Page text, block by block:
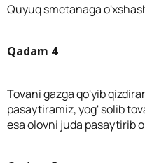
Quyuq smetanaga
Qadam 4
Tovani gazga qo'yib
pasaytiramiz, yog' solib
esa olovni juda pasaytirib